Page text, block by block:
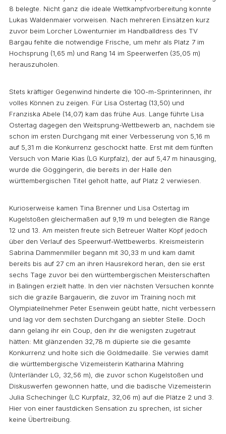
8 belegte. Nicht ganz die ideale Wettkampfvorbereitung konnte
Lukas Waldenmaier vorweisen. Nach mehreren Einsätzen kurz
zuvor beim Lorcher Löwenturnier im Handballdress des TV
Bargau fehlte die notwendige Frische, um mehr als Platz 7 im
Hochsprung (1,65 m) und Rang 14 im Speerwerfen (35,05 m)
herauszuholen.
Stets kräftiger Gegenwind hinderte die 100-m-Sprinterinnen, ihr
volles Können zu zeigen. Für Lisa Ostertag (13,50) und
Franziska Abele (14,07) kam das frühe Aus. Lange führte Lisa
Ostertag dagegen den Weitsprung-Wettbewerb an, nachdem sie
schon im ersten Durchgang mit einer Verbesserung von 5,16 m
auf 5,31 m die Konkurrenz geschockt hatte. Erst mit dem fünften
Versuch von Marie Kias (LG Kurpfalz), der auf 5,47 m hinausging,
wurde die Göggingerin, die bereits in der Halle den
württembergischen Titel geholt hatte, auf Platz 2 verwiesen.
Kurioserweise kamen Tina Brenner und Lisa Ostertag im
Kugelstoßen gleichermaßen auf 9,19 m und belegten die Ränge
12 und 13. Am meisten freute sich Betreuer Walter Köpf jedoch
über den Verlauf des Speerwurf-Wettbewerbs. Kreismeisterin
Sabrina Dammenmiller begann mit 30,33 m und kam damit
bereits bis auf 27 cm an ihren Hausrekord heran, den sie erst
sechs Tage zuvor bei den württembergischen Meisterschaften
in Balingen erzielt hatte. In den vier nächsten Versuchen konnte
sich die grazile Bargauerin, die zuvor im Training noch mit
Olympiateilnehmer Peter Esenwein geübt hatte, nicht verbessern
und lag vor dem sechsten Durchgang an siebter Stelle. Doch
dann gelang ihr ein Coup, den ihr die wenigsten zugetraut
hätten: Mit glänzenden 32,78 m düpierte sie die gesamte
Konkurrenz und holte sich die Goldmedaille. Sie verwies damit
die württembergische Vizemeisterin Katharina Mähring
(Unterländer LG, 32,56 m), die zuvor schon Kugelstoßen und
Diskuswerfen gewonnen hatte, und die badische Vizemeisterin
Julia Schechinger (LC Kurpfalz, 32,06 m) auf die Plätze 2 und 3.
Hier von einer faustdicken Sensation zu sprechen, ist sicher
keine Übertreibung.